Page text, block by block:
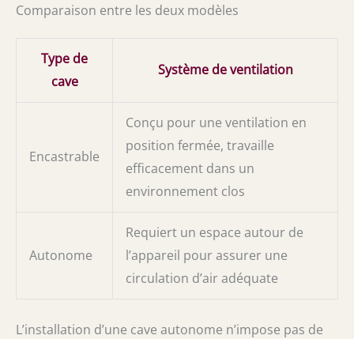
Comparaison entre les deux modèles
Type de
cave
Système de ventilation
Encastrable
Conçu pour une ventilation en
position fermée, travaille
efficacement dans un
environnement clos
Autonome
Requiert un espace autour de
l’appareil pour assurer une
circulation d’air adéquate
L’installation d’une cave autonome n’impose pas de